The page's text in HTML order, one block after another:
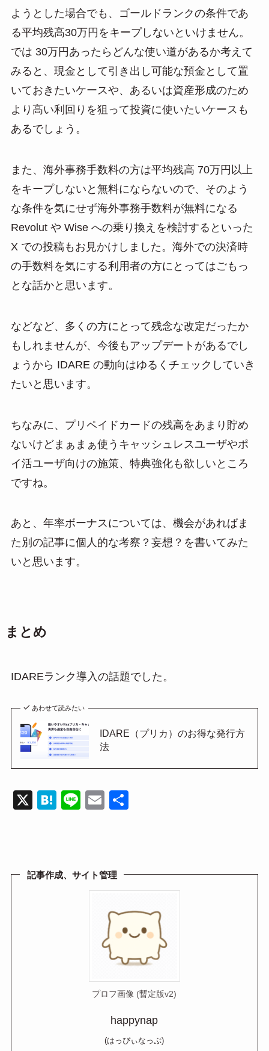
ようとした場合でも、ゴールドランクの条件であ
る平均残高30万円をキープしないといけません。
では 30万円あったらどんな使い道があるか考えて
みると、現金として引き出し可能な預金として置
いておきたいケースや、あるいは資産形成のため
より高い利回りを狙って投資に使いたいケースも
あるでしょう。
また、海外事務手数料の方は平均残高 70万円以上
をキープしないと無料にならないので、そのよう
な条件を気にせず海外事務手数料が無料になる
Revolut や Wise への乗り換えを検討するといった
X での投稿もお見かけしました。海外での決済時
の手数料を気にする利用者の方にとってはごもっ
とな話かと思います。
などなど、多くの方にとって残念な改定だったか
もしれませんが、今後もアップデートがあるでし
ょうから IDARE の動向はゆるくチェックしていき
たいと思います。
ちなみに、プリペイドカードの残高をあまり貯め
ないけどまぁまぁ使うキャッシュレスユーザやポ
イ活ユーザ向けの施策、特典強化も欲しいところ
ですね。
あと、年率ボーナスについては、機会があればま
た別の記事に個人的な考察？妄想？を書いてみた
いと思います。
まとめ
IDAREランク導入の話題でした。
あわせて読みたい
IDARE（プリカ）のお得な発行方
法
X
H
a
Li
E
記事作成、サイト管理
プロフ画像 (暫定版v2)
happynap
(はっぴぃなっぷ)